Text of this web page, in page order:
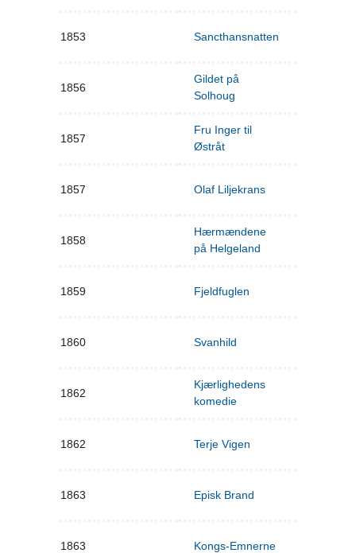
1853 Sancthansnatten
1856
Gildet på
Solhoug
1857
Fru Inger til
Østråt
1857 Olaf Liljekrans
1858
Hærmændene
på Helgeland
1859 Fjeldfuglen
1860 Svanhild
1862
Kjærlighedens
komedie
1862 Terje Vigen
1863 Episk Brand
1863 Kongs-Emnerne